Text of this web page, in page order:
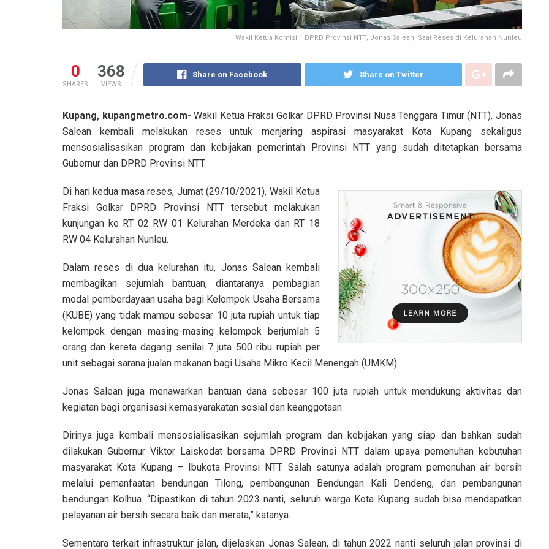
Wakil Ketua Komisi 1 DPRD Provinsi NTT, Jonas Salean, Saat Reses di Kelurahan Nunleu
0
SHARES
368
VIEWS
Share on Facebook Share on Twitter
Kupang, kupangmetro.com- Wakil Ketua Fraksi Golkar DPRD Provinsi Nusa Tenggara Timur (NTT), Jonas
Salean kembali melakukan reses untuk menjaring aspirasi masyarakat Kota Kupang sekaligus
mensosialisasikan program dan kebijakan pemerintah Provinsi NTT yang sudah ditetapkan bersama
Gubernur dan DPRD Provinsi NTT.
Di hari kedua masa reses, Jumat (29/10/2021), Wakil Ketua
Fraksi Golkar DPRD Provinsi NTT tersebut melakukan
kunjungan ke RT 02 RW 01 Kelurahan Merdeka dan RT 18
RW 04 Kelurahan Nunleu.
Dalam reses di dua kelurahan itu, Jonas Salean kembali
membagikan sejumlah bantuan, diantaranya pembagian
modal pemberdayaan usaha bagi Kelompok Usaha Bersama
(KUBE) yang tidak mampu sebesar 10 juta rupiah untuk tiap
kelompok dengan masing-masing kelompok berjumlah 5
orang dan kereta dagang senilai 7 juta 500 ribu rupiah per
unit sebagai sarana jualan makanan bagi Usaha Mikro Kecil Menengah (UMKM).
Jonas Salean juga menawarkan bantuan dana sebesar 100 juta rupiah untuk mendukung aktivitas dan
kegiatan bagi organisasi kemasyarakatan sosial dan keanggotaan.
Dirinya juga kembali mensosialisasikan sejumlah program dan kebijakan yang siap dan bahkan sudah
dilakukan Gubernur Viktor Laiskodat bersama DPRD Provinsi NTT dalam upaya pemenuhan kebutuhan
masyarakat Kota Kupang – Ibukota Provinsi NTT. Salah satunya adalah program pemenuhan air bersih
melalui pemanfaatan bendungan Tilong, pembangunan Bendungan Kali Dendeng, dan pembangunan
bendungan Kolhua. “Dipastikan di tahun 2023 nanti, seluruh warga Kota Kupang sudah bisa mendapatkan
pelayanan air bersih secara baik dan merata,” katanya.
Sementara terkait infrastruktur jalan, dijelaskan Jonas Salean, di tahun 2022 nanti seluruh jalan provinsi di